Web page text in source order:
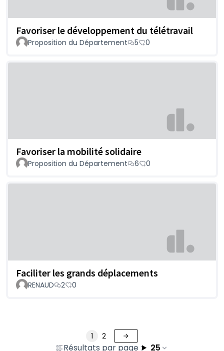
Favoriser le développement du télétravail
Proposition du Département 5 0
Favoriser la mobilité solidaire
Proposition du Département 6 0
Faciliter les grands déplacements
RENAUD 2 0
Résultats par page : 25
1 2